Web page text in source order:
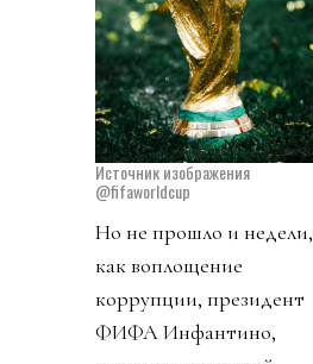
Источник изображения
@fifaworldcup
Но не прошло и недели,
как воплощение
коррупции, президент
ФИФА Инфантино,